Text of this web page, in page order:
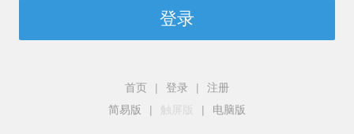
登录
首页 | 登录 |
注册
简易版
| 触屏版 | 电脑版